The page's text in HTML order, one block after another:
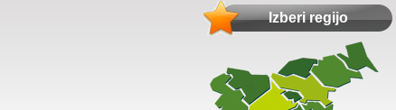
Izberi regijo